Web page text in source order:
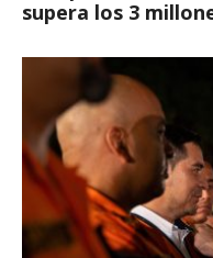
supera los 3